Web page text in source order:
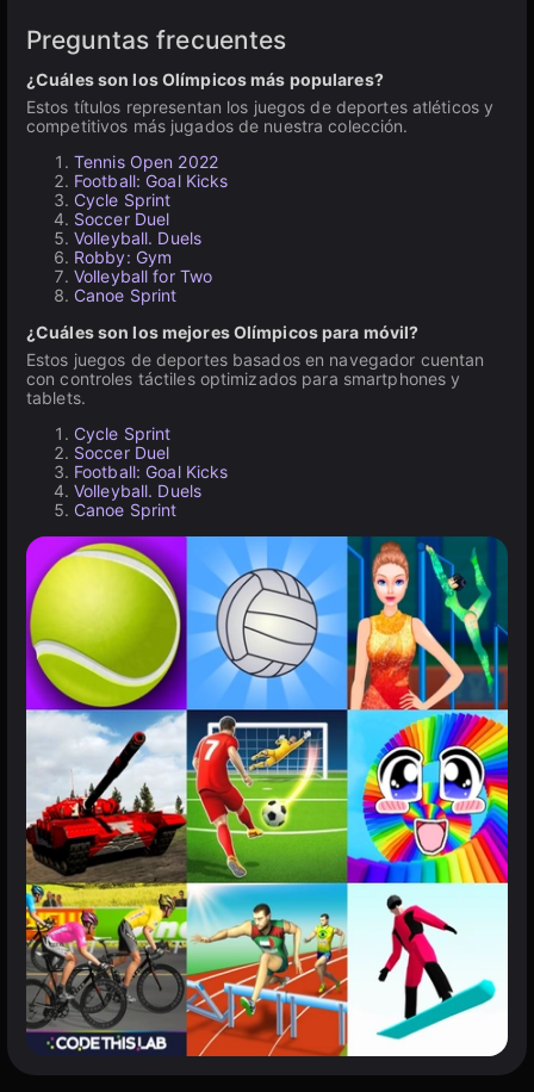
Preguntas frecuentes
¿Cuáles son los Olímpicos más populares?
Estos títulos representan los juegos de deportes atléticos y
competitivos más jugados de nuestra colección.
Tennis Open 2022
Football: Goal Kicks
Cycle Sprint
Soccer Duel
Volleyball. Duels
Robby: Gym
Volleyball for Two
Canoe Sprint
¿Cuáles son los mejores Olímpicos para móvil?
Estos juegos de deportes basados en navegador cuentan
con controles táctiles optimizados para smartphones y
tablets.
Cycle Sprint
Soccer Duel
Football: Goal Kicks
Volleyball. Duels
Canoe Sprint